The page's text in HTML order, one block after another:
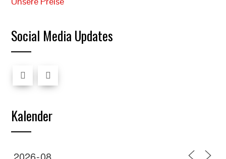
Social Media Updates
Kalender